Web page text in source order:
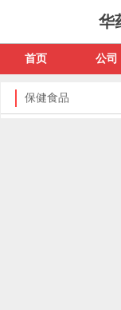
华
首页 公司
保健食品